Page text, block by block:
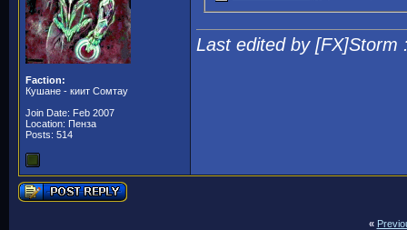
Faction:
Кушане - киит Сомтау
Join Date: Feb 2007
Location: Пенза
Posts: 514
Last edited by
«